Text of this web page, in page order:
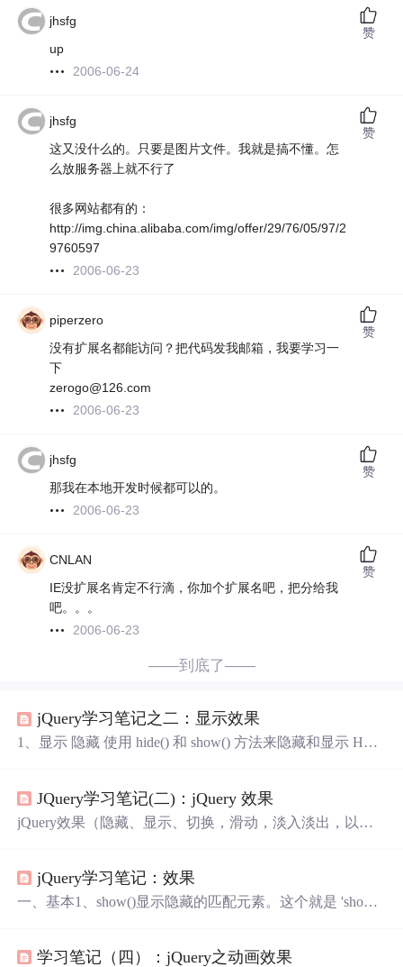
jhsfg
up
2006-06-24
赞
jhsfg
这又没什么的。只要是图片文件。我就是搞不懂。怎
么放服务器上就不行了
很多网站都有的：
http://img.china.alibaba.com/img/offer/29/76/05/97/2
9760597
2006-06-23
赞
piperzero
没有扩展名都能访问？把代码发我邮箱，我要学习一
下
zerogo@126.com
2006-06-23
赞
jhsfg
那我在本地开发时候都可以的。
2006-06-23
赞
CNLAN
IE没扩展名肯定不行滴，你加个扩展名吧，把分给我
吧。。。
2006-06-23
赞
——到底了——
jQuery学习笔记之二：显示效果
1、显示 隐藏 使用 hide() 和 show() 方法来隐藏和显示 HTM
callback); $(selector).toggle(speed,callback);
JQuery学习笔记(二)：jQuery 效果
jQuery效果（隐藏、显示、切换，滑动，淡入淡出，以及
的速度，可以取以下值："slow"、"fast" 或毫秒。 *可选的
callback 参数是隐藏或显示完成后所执行的函数名称。 2）
jQuery学习笔记：效果
一、基本1、show()显示隐藏的匹配元素。这个就是 'show(
ide()方法隐藏的还是在CSS里设置了display:none;，这个方
学习笔记（四）：jQuery之动画效果